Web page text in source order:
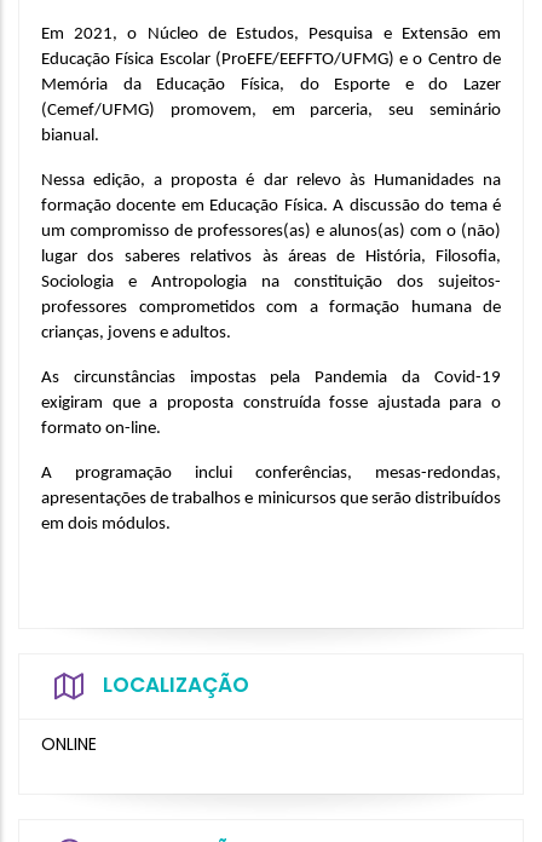
Em 2021, o Núcleo de Estudos, Pesquisa e Extensão em
Educação Física Escolar (ProEFE/EEFFTO/UFMG) e o Centro de
Memória da Educação Física, do Esporte e do Lazer
(Cemef/UFMG) promovem, em parceria, seu seminário
bianual.
Nessa edição, a proposta é dar relevo às Humanidades na
formação docente em Educação Física. A discussão do tema é
um compromisso de professores(as) e alunos(as) com o (não)
lugar dos saberes relativos às áreas de História, Filosofia,
Sociologia e Antropologia na constituição dos sujeitos-
professores comprometidos com a formação humana de
crianças, jovens e adultos.
As circunstâncias impostas pela Pandemia da Covid-19
exigiram que a proposta construída fosse ajustada para o
formato on-line.
A programação inclui conferências, mesas-redondas,
apresentações de trabalhos e minicursos que serão distribuídos
em dois módulos.
LOCALIZAÇÃO
ONLINE